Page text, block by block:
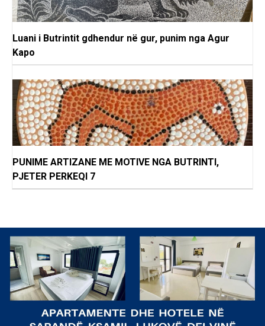
Luani i Butrintit gdhendur në gur, punim nga Agur
Kapo
PUNIME ARTIZANE ME MOTIVE NGA BUTRINTI,
PJETER PERKEQI 7